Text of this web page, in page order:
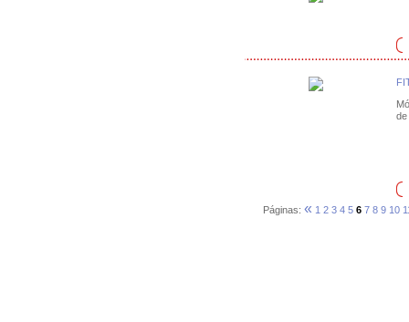
de
Páginas: « 1 2 3 4 5 6 7 8 9 10